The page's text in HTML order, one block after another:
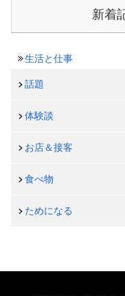
新着
生活と仕事
話題
体験談
お店＆接客
食べ物
ためになる